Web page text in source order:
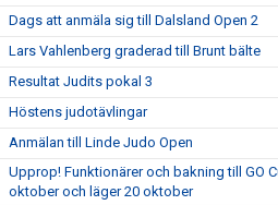
Dags att anmäla sig till Dalsland Open 2
Lars Vahlenberg graderad till Brunt bälte
Resultat Judits pokal 3
Höstens judotävlingar
Anmälan till Linde Judo Open
Upprop! Funktionärer och bakning till GO
oktober och läger 20 oktober